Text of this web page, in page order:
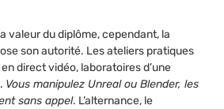
valeur du diplôme, cependant, la
son autorité. Les ateliers pratiques
direct vidéo, laboratoires d’une
Vous manipulez Unreal ou Blender, les
sans appel. L’alternance, le